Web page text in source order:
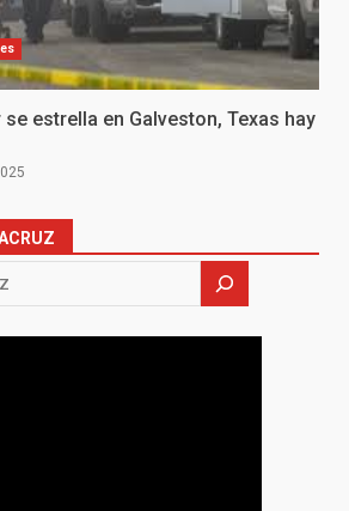
estrella en Galveston, Texas hay